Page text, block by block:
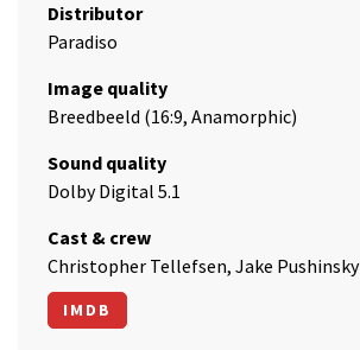
Distributor
Paradiso
Image quality
Breedbeeld (16:9, Anamorphic)
Sound quality
Dolby Digital 5.1
Cast & crew
Christopher Tellefsen, Jake Pushinsky
IMDB